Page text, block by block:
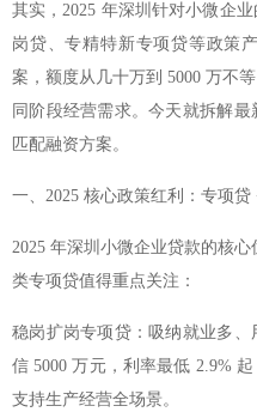
其实，2025 年深圳针对小微企
岗贷、专精特新专项贷等政策
案，额度从几十万到 5000 万不
同阶段经营需求。今天就拆解
匹配融资方案。
一、2025 核心政策红利：专项
2025 年深圳小微企业贷款的核
类专项贷值得重点关注：
稳岗扩岗专项贷：吸纳就业多
信 5000 万元，利率最低 2.9%
支持生产经营全场景。